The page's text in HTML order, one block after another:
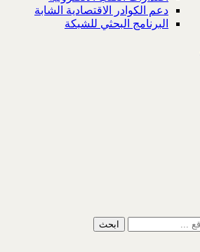
دعم الكوادر الاقتصادية الشابة
البرنامج البحثي للشبكة